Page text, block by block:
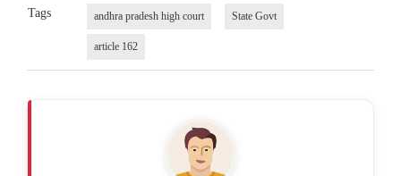
Tags andhra pradesh high court State Govt
article 162